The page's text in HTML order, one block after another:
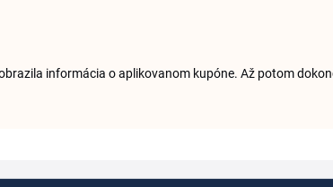
informácia o aplikovanom kupóne. Až potom